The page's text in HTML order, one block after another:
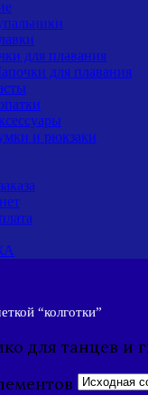
для плавания
для плавания
и рюкзаки
“колготки”
для танцев и